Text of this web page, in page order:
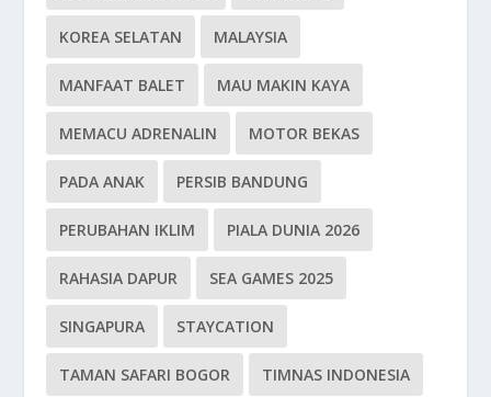
KOREA SELATAN MALAYSIA
MANFAAT BALET MAU MAKIN KAYA
MEMACU ADRENALIN MOTOR BEKAS
PADA ANAK PERSIB BANDUNG
PERUBAHAN IKLIM PIALA DUNIA 2026
RAHASIA DAPUR SEA GAMES 2025
SINGAPURA STAYCATION
TAMAN SAFARI BOGOR TIMNAS INDONESIA